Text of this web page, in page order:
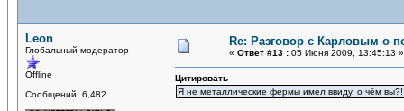
Leon
Глобальный модератор
Offline
Сообщений: 6,482
Re: Разговор с Карловым о
« Ответ #13 : 05 Июня 2009, 13:45:13 »
Цитировать
Я не металлические фермы имел ввиду. о чём вы?!